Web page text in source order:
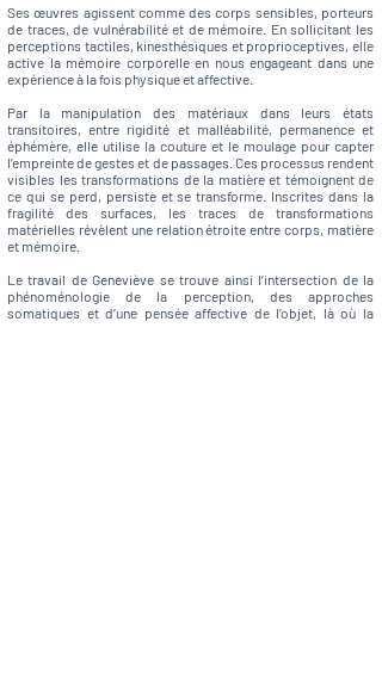
Ses œuvres agissent comme des corps sensibles, porteurs
de traces, de vulnérabilité et de mémoire. En sollicitant les
perceptions tactiles, kinesthésiques et proprioceptives, elle
active la mémoire corporelle en nous engageant dans une
expérience à la fois physique et affective.
Par la manipulation des matériaux dans leurs états
transitoires, entre rigidité et malléabilité, permanence et
éphémère, elle utilise la couture et le moulage pour capter
l’empreinte de gestes et de passages. Ces processus rendent
visibles les transformations de la matière et témoignent de
ce qui se perd, persiste et se transforme. Inscrites dans la
fragilité des surfaces, les traces de transformations
matérielles révèlent une relation étroite entre corps, matière
et mémoire.
Le travail de Geneviève se trouve ainsi l’intersection de la
phénoménologie de la perception, des approches
somatiques et d’une pensée affective de l’objet, là où la